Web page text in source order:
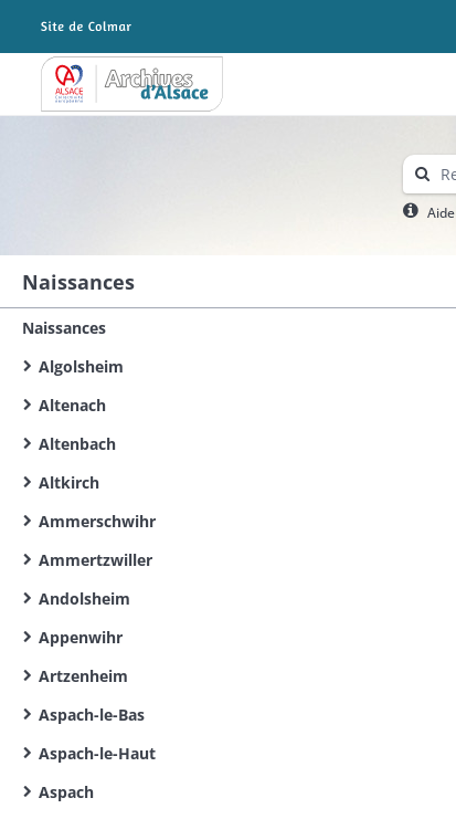
Archives Alsace - Colmar
Naissances
Naissances
Algolsheim
Altenach
Altenbach
Altkirch
Ammerschwihr
Ammertzwiller
Andolsheim
Appenwihr
Artzenheim
Aspach-le-Bas
Aspach-le-Haut
Aspach